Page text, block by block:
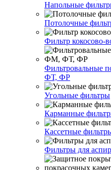
Напольные
Потолочные
Фильтр кокосово-
Фильтровальные
ФТ, ФР
Угольные фильтры
Карманные
Кассетные
Фильтры для